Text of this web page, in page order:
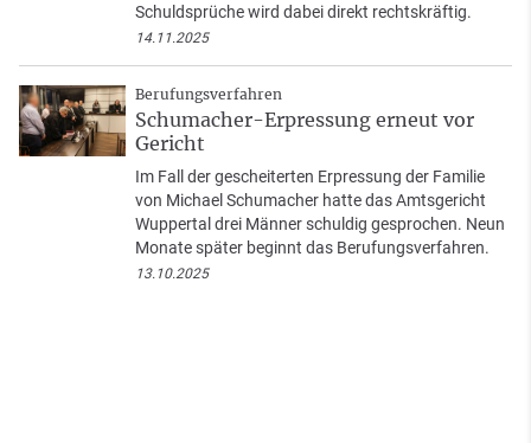
Schuldsprüche wird dabei direkt rechtskräftig.
14.11.2025
Berufungsverfahren
Schumacher-Erpressung erneut vor
Gericht
Im Fall der gescheiterten Erpressung der Familie
von Michael Schumacher hatte das Amtsgericht
Wuppertal drei Männer schuldig gesprochen. Neun
Monate später beginnt das Berufungsverfahren.
13.10.2025